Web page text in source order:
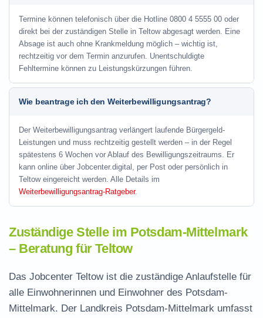
Termine können telefonisch über die Hotline 0800 4 5555 00 oder
direkt bei der zuständigen Stelle in Teltow abgesagt werden. Eine
Absage ist auch ohne Krankmeldung möglich – wichtig ist,
rechtzeitig vor dem Termin anzurufen. Unentschuldigte
Fehltermine können zu Leistungskürzungen führen.
Wie beantrage ich den Weiterbewilligungsantrag?
Der Weiterbewilligungsantrag verlängert laufende Bürgergeld-
Leistungen und muss rechtzeitig gestellt werden – in der Regel
spätestens 6 Wochen vor Ablauf des Bewilligungszeitraums. Er
kann online über Jobcenter.digital, per Post oder persönlich in
Teltow eingereicht werden. Alle Details im
Weiterbewilligungsantrag-Ratgeber.
Zuständige Stelle im Potsdam-Mittelmark
– Beratung für Teltow
Das Jobcenter Teltow ist die zuständige Anlaufstelle für
alle Einwohnerinnen und Einwohner des Potsdam-
Mittelmark. Der Landkreis Potsdam-Mittelmark umfasst